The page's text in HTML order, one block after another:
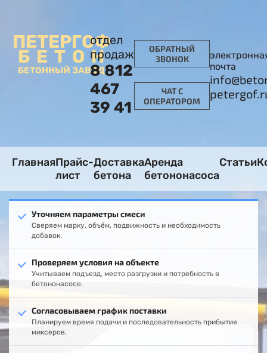
ПЕТЕРГОФ
БЕТОН
БЕТОННЫЙ ЗАВОД
отдел
продаж
8 812
467
39 41
ОБРАТНЫЙ
ЗВОНОК
ЧАТ С
ОПЕРАТОРОМ
почта
ГлавнаяПрайс-
лист
Доставка
бетона
Аренда
бетононасоса
Статьи
Уточняем параметры смеси
Сверяем марку, объём, подвижность и необходимость
добавок.
Проверяем условия на объекте
Учитываем подъезд, место разгрузки и потребность в
бетононасосе.
Согласовываем график поставки
Планируем время подачи и последовательность прибытия
миксеров.